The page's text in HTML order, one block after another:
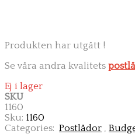
Produkten har utgått !
Se våra andra kvalitets
Ej i lager
SKU
1160
Sku: 1160
Categories: Postlådor ,